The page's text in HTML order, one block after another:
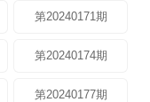
第20240171期
第20240174期
第20240177期